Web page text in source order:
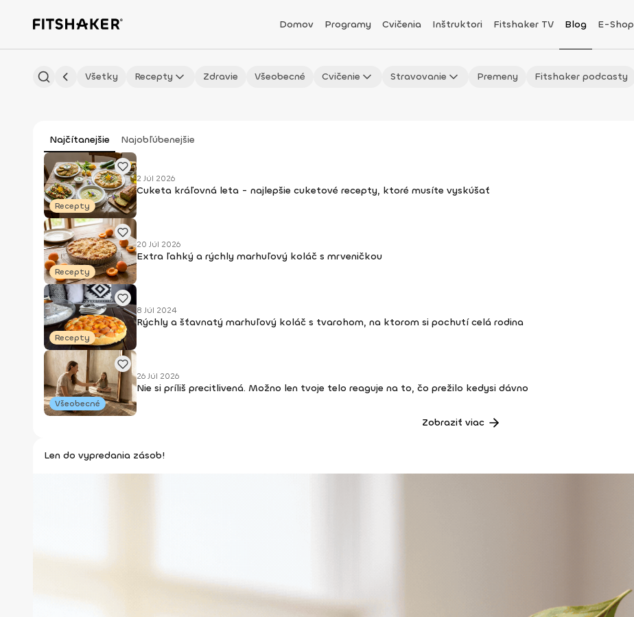
Domov Programy Cvičenia Inštruktori Fitshaker TV Blog E-Shop
Všetky Recepty Zdravie Všeobecné Cvičenie Stravovanie Premeny Fitshaker podcasty
Najčítanejšie Najobľúbenejšie
Recepty
2 Júl 2026
Cuketa kráľovná leta - najlepšie cuketové recepty, ktoré musíte vyskúšať
Recepty
20 Júl 2026
Extra ľahký a rýchly marhuľový koláč s mrveničkou
Recepty
8 Júl 2024
Rýchly a šťavnatý marhuľový koláč s tvarohom, na ktorom si pochutí celá rodina
Všeobecné
26 Júl 2026
Nie si príliš precitlivená. Možno len tvoje telo reaguje na to, čo prežilo kedysi dávno
Zobraziť viac
Len do vypredania zásob!